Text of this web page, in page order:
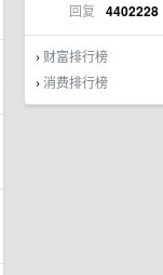
回复 4402228
› 财富排行榜
› 消费排行榜